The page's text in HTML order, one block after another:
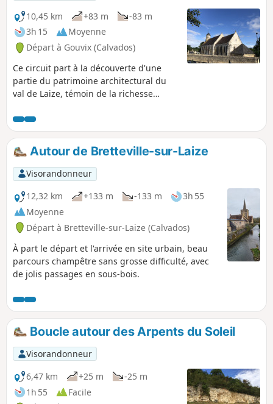
10,45 km
+83 m
-83 m
3h 15
Moyenne
Départ à Gouvix (Calvados)
Ce circuit part à la découverte d'une
partie du patrimoine architectural du
val de Laize, témoin de la richesse
pour ses tanneries et ses mines de fer.
Autour de Bretteville-sur-Laize
Visorandonneur
12,32 km
+133 m -133 m
3h 55
Moyenne
Départ à Bretteville-sur-Laize (Calvados)
À part le départ et l'arrivée en site urbain, beau
parcours champêtre sans grosse difficulté, avec
de jolis passages en sous-bois.
Boucle autour des Arpents du Soleil
Visorandonneur
6,47 km
+25 m
-25 m
1h 55
Facile